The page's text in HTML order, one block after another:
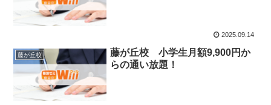
2025.09.14
藤が丘校
藤が丘校 小学生月額9,900円か
らの通い放題！